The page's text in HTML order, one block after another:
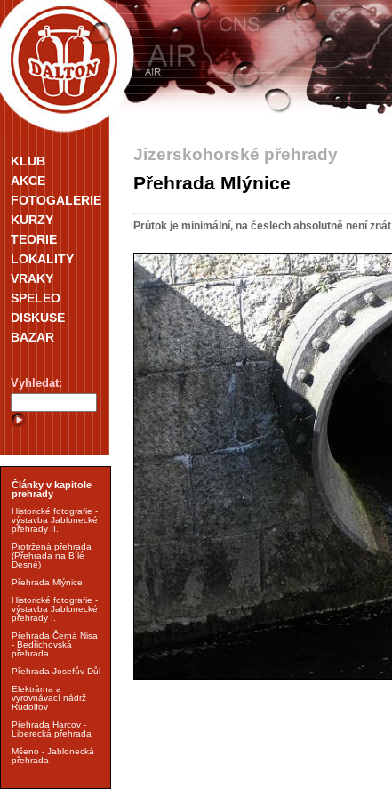
KLUB
AKCE
FOTOGALERIE
KURZY
TEORIE
LOKALITY
VRAKY
SPELEO
DISKUSE
BAZAR
Vyhledat:
Články v kapitole
prehrady
Historické fotografie -
výstavba Jablonecké
přehrady II.
Protržená přehrada
(Přehrada na Bílé
Desné)
Přehrada Mlýnice
Historické fotografie -
výstavba Jablonecké
přehrady I.
Přehrada Černá Nisa
- Bedřichovská
přehrada
Přehrada Josefův Důl
Elektrárna a
vyrovnávací nádrž
Rudolfov
Přehrada Harcov -
Liberecká přehrada
Mšeno - Jablonecká
přehrada
Jizerskohorské přehrady
Přehrada Mlýnice
Průtok je minimální, na česlech absolutně není znát